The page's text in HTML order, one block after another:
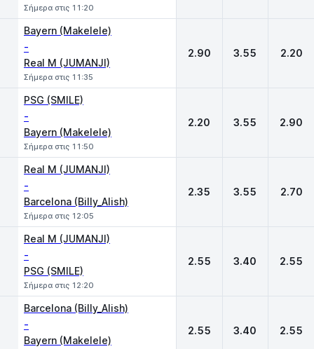
Σήμερα στις 11:20
Bayern (Makelele)
-
Real M (JUMANJI)
Σήμερα στις 11:35
2.90 3.55 2.20
PSG (SMILE)
-
Bayern (Makelele)
Σήμερα στις 11:50
2.20 3.55 2.90
Real M (JUMANJI)
-
Barcelona (Billy_Alish)
Σήμερα στις 12:05
2.35 3.55 2.70
Real M (JUMANJI)
-
PSG (SMILE)
Σήμερα στις 12:20
2.55 3.40 2.55
Barcelona (Billy_Alish)
-
Bayern (Makelele)
2.55 3.40 2.55